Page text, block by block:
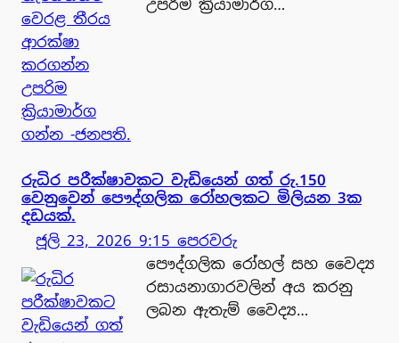
උපරිම ක්‍රියාමාර්ග…
රුධිර පරීක්ෂාවකට වැඩියෙන් ගත් රු.150
වෙනුවෙන් පෞද්ගලික රෝහලකට මිලියන 3ක
දඩයක්.
ජූලි 23, 2026 9:15 පෙරවරු
පෞද්ගලික රෝහල් සහ වෛද්‍ය
රසායනාගාරවලින් අය කරනු
ලබන ඇතැම් වෛද්‍ය…